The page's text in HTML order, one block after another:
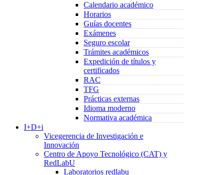
Calendario académico
Horarios
Guías docentes
Exámenes
Seguro escolar
Trámites académicos
Expedición de títulos y
certificados
RAC
TFG
Prácticas externas
Idioma moderno
Normativa académica
I+D+i
Vicegerencia de Investigación e
Innovación
Centro de Apoyo Tecnológico (CAT) y
RedLabU
Laboratorios redlabu